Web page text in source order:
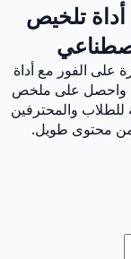
تلخيص
على الفور مع أداة
واحصل على ملخص
للطلاب والمحترفين
من محتوى طويل.